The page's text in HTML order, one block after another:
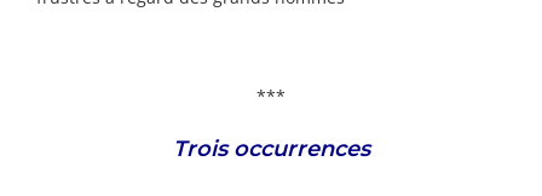
***
Trois occurrences